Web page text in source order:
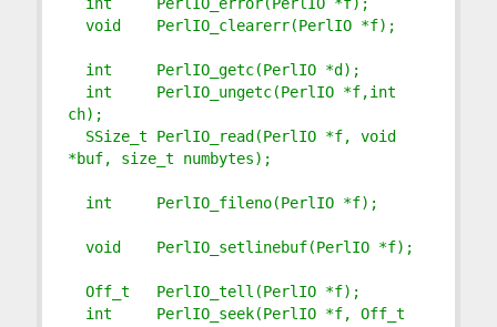
int     PerlIO_error(PerlIO *f);
void    PerlIO_clearerr(PerlIO *f);
int     PerlIO_getc(PerlIO *d);
int     PerlIO_ungetc(PerlIO *f,int
ch);
SSize_t PerlIO_read(PerlIO *f, void
*buf, size_t numbytes);
int     PerlIO_fileno(PerlIO *f);
void    PerlIO_setlinebuf(PerlIO *f);
Off_t   PerlIO_tell(PerlIO *f);
int     PerlIO_seek(PerlIO *f, Off_t